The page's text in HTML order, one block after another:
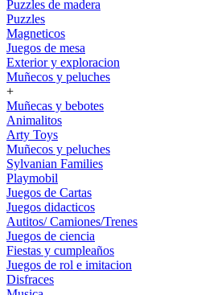
Puzzles de madera
Puzzles
Magneticos
Juegos de mesa
Exterior y exploracion
Muñecos y peluches
+
Muñecas y bebotes
Animalitos
Arty Toys
Muñecos y peluches
Sylvanian Families
Playmobil
Juegos de Cartas
Juegos didacticos
Autitos/ Camiones/Trenes
Juegos de ciencia
Fiestas y cumpleaños
Juegos de rol e imitacion
Disfraces